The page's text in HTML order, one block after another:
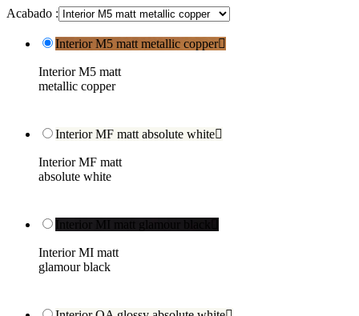
Acabado :
Interior M5 matt metallic copper
Interior M5 matt
metallic copper
Interior MF matt absolute white
Interior MF matt
absolute white
Interior MI matt glamour black
Interior MI matt
glamour black